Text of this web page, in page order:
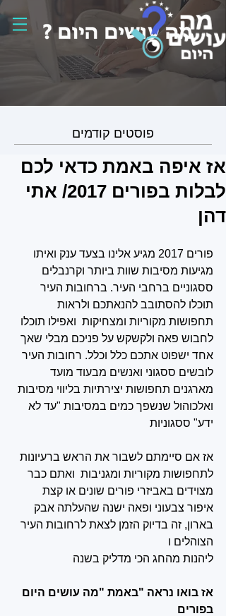
פוסטים קודמים
אז איפה באמת כדאי לכם
לבלות בפורים 2017/ אתי
דהן
פורים 2017 מגיע אלינו בצעד ענק ואיתו
מגיעות מסיבות שוות ביותר וקרנבלים
ססגוניים ברחבי העיר. ברחובות העיר
תוכלו להסתובב להנאתכם ולראות
תחפושות מקוריות ומצחיקות  ואפילו תוכלו
לחבוש פאה ולקשקש על פניכם מבלי שאך
אחד ישפוט אתכם כלל וכלל. רחובות העיר
לובשים ססגוני ואנשים מבעוד מועד
מארגנים תחפושות יצירתיות בליווי מסיבות
ואלכוהול שנשפך כמים במסיבות "עד לא
ידע" ססגוניות
אז אם סיימתם לשבור את הראש ברעיונות
לתחפושות מקוריות ומגניבות  ואתם כבר
מצוידים באביזרי פורים שונים או קצת
איפור צבעוני ופאה ישנה שהעלתה אבק
בארון, זה בדיוק הזמן לצאת לרחובות העיר
הצוהלים ו
ליהנות מהחג הכי מדליק בשנה
אז בואו נראה "באמת "מה עושים היום
בפורים